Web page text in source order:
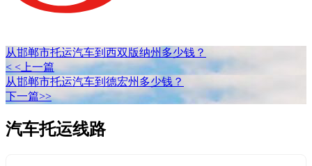
从邯郸市托运汽车到西双版纳州多少钱？
< <上一篇
从邯郸市托运汽车到德宏州多少钱？
下一篇>>
汽车托运线路